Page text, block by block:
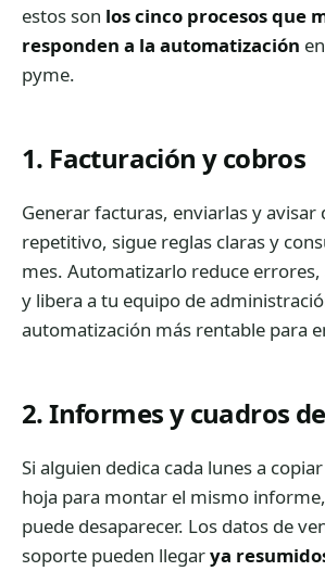
estos son los cinco procesos que
responden a la automatización
pyme.
1. Facturación y cobros
Generar facturas, enviarlas y avisar
repetitivo, sigue reglas claras y
mes. Automatizarlo reduce errores,
y libera a tu equipo de
automatización más rentable para
2. Informes y cuadros
Si alguien dedica cada lunes a
hoja para montar el mismo
puede desaparecer. Los datos de
soporte pueden llegarya